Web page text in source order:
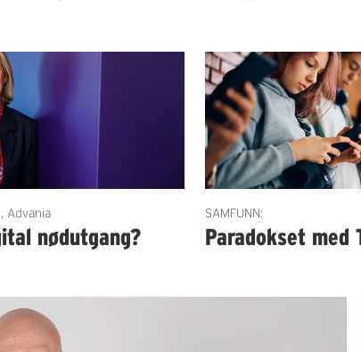
Advania
nødutgang?
SAMFUNN:
Paradokset med